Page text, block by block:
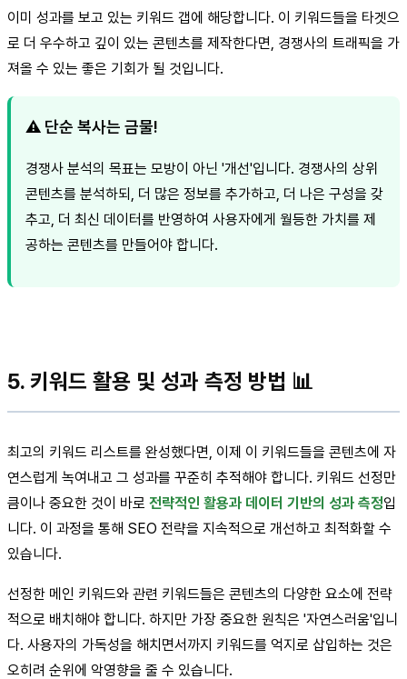
이미 성과를 보고 있는 키워드 갭에 해당합니다. 이 키워드들을 타겟으
로 더 우수하고 깊이 있는 콘텐츠를 제작한다면, 경쟁사의 트래픽을 가
져올 수 있는 좋은 기회가 될 것입니다.
⚠️ 단순 복사는 금물!
경쟁사 분석의 목표는 모방이 아닌 '개선'입니다. 경쟁사의 상위
콘텐츠를 분석하되, 더 많은 정보를 추가하고, 더 나은 구성을 갖
추고, 더 최신 데이터를 반영하여 사용자에게 월등한 가치를 제
공하는 콘텐츠를 만들어야 합니다.
5. 키워드 활용 및 성과 측정 방법 📊
최고의 키워드 리스트를 완성했다면, 이제 이 키워드들을 콘텐츠에 자
연스럽게 녹여내고 그 성과를 꾸준히 추적해야 합니다. 키워드 선정만
큼이나 중요한 것이 바로 전략적인 활용과 데이터 기반의 성과 측정입
니다. 이 과정을 통해 SEO 전략을 지속적으로 개선하고 최적화할 수
있습니다.
선정한 메인 키워드와 관련 키워드들은 콘텐츠의 다양한 요소에 전략
적으로 배치해야 합니다. 하지만 가장 중요한 원칙은 '자연스러움'입니
다. 사용자의 가독성을 해치면서까지 키워드를 억지로 삽입하는 것은
오히려 순위에 악영향을 줄 수 있습니다.